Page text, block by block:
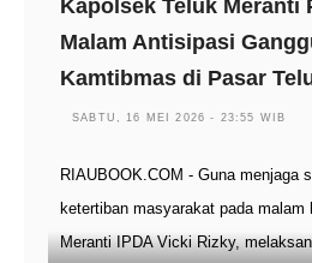
Kapolsek Teluk Meranti
Malam Antisipasi
Kamtibmas di Pasar
SABTU, 16 MEI 2026 - 23:55 WIB
RIAUBOOK.COM - Guna menjaga
ketertiban masyarakat pada malam
Meranti IPDA Vicki Rizky,